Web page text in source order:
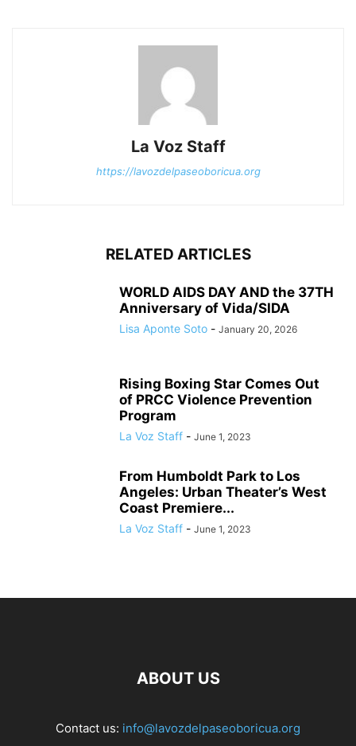
La Voz Staff
https://lavozdelpaseoboricua.org
RELATED ARTICLES
WORLD AIDS DAY AND the 37TH
Anniversary of Vida/SIDA
Lisa Aponte Soto - January 20, 2026
Rising Boxing Star Comes Out
of PRCC Violence Prevention
Program
La Voz Staff - June 1, 2023
From Humboldt Park to Los
Angeles: Urban Theater’s West
Coast Premiere...
La Voz Staff - June 1, 2023
ABOUT US
Contact us: info@lavozdelpaseoboricua.org